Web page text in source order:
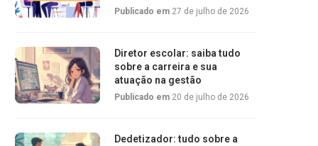
Publicado em 27 de julho de 2026
Diretor escolar: saiba tudo
sobre a carreira e sua
atuação na gestão
Publicado em 20 de julho de 2026
Dedetizador: tudo sobre a